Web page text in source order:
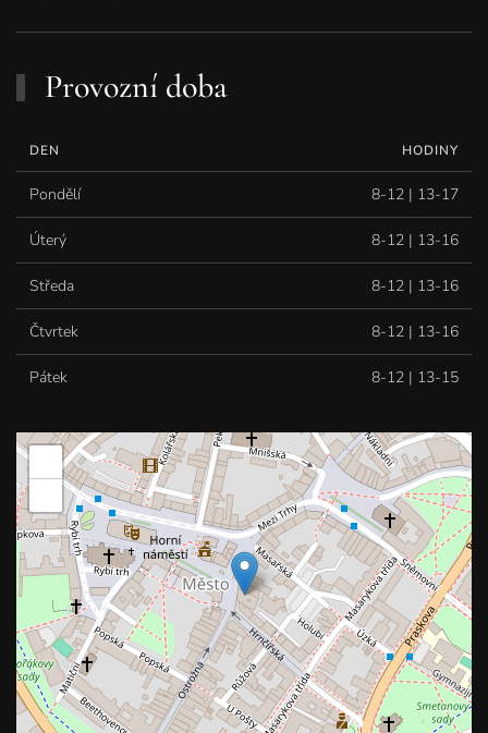
Provozní doba
DEN HODINY
Pondělí 8-12 | 13-17
Úterý 8-12 | 13-16
Středa 8-12 | 13-16
Čtvrtek 8-12 | 13-16
Pátek 8-12 | 13-15